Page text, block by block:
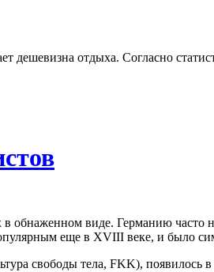
дешевизна отдыха. Согласно
обнаженном виде. Германию
еще в XVIII веке, и было
свободы тела, FKK), появилось в